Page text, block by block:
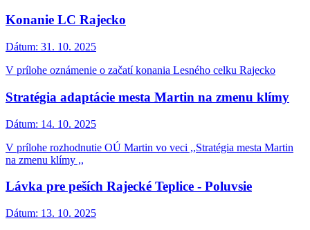
Konanie LC Rajecko
Dátum: 31. 10. 2025
V prílohe oznámenie o začatí konania Lesného celku Rajecko
Stratégia adaptácie mesta Martin na zmenu klímy
Dátum: 14. 10. 2025
V prílohe rozhodnutie OÚ Martin vo veci ,,Stratégia mesta Martin
na zmenu klímy ,,
Lávka pre peších Rajecké Teplice - Poluvsie
Dátum: 13. 10. 2025